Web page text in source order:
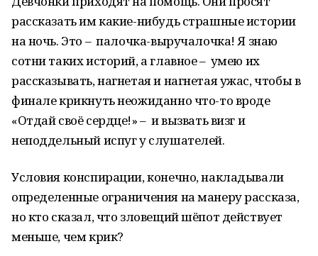
рассказать им какие-нибудь страшные истории
на ночь. Это – палочка-выручалочка! Я знаю
сотни таких историй, а главное – умею их
рассказывать, нагнетая и нагнетая ужас, чтобы в
финале крикнуть неожиданно что-то вроде
«Отдай своё сердце!» – и вызвать визг и
неподдельный испуг у слушателей.
Условия конспирации, конечно, накладывали
определенные ограничения на манеру рассказа,
но кто сказал, что зловещий шёпот действует
меньше, чем крик?